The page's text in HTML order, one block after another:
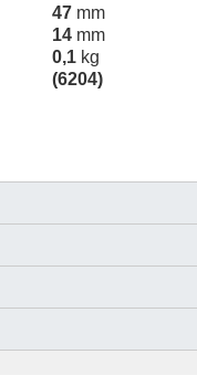
47 mm
14 mm
0,1 kg
(6204)